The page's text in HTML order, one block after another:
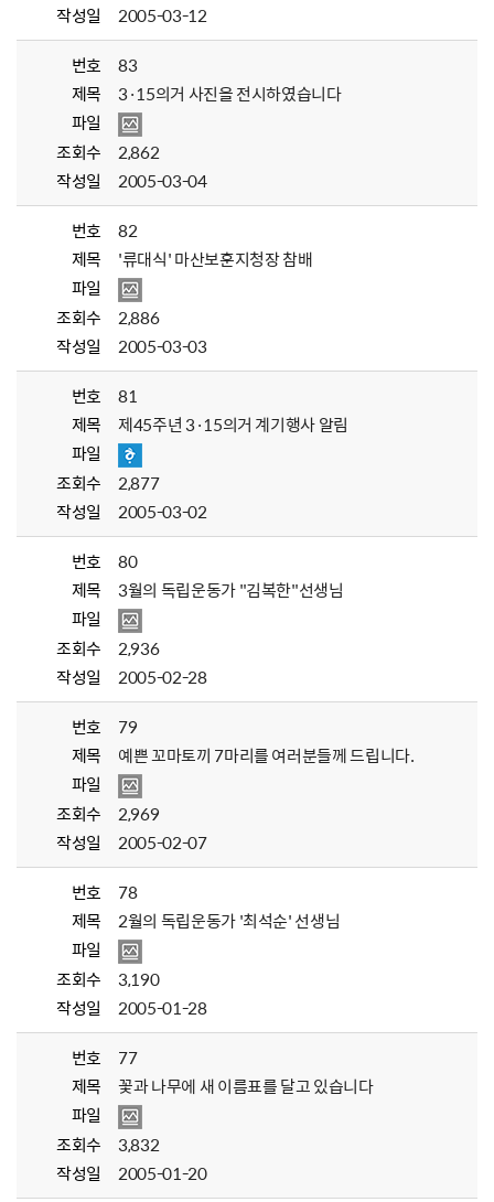
작성일
2005-03-12
번호
83
제목
3·15의거 사진을 전시하였습니다
파일
조회수
2,862
작성일
2005-03-04
번호
82
제목
'류대식' 마산보훈지청장 참배
파일
조회수
2,886
작성일
2005-03-03
번호
81
제목
제45주년 3·15의거 계기행사 알림
파일
조회수
2,877
작성일
2005-03-02
번호
80
제목
3월의 독립운동가 "김복한"선생님
파일
조회수
2,936
작성일
2005-02-28
번호
79
제목
예쁜 꼬마토끼 7마리를 여러분들께 드립니다.
파일
조회수
2,969
작성일
2005-02-07
번호
78
제목
2월의 독립운동가 '최석순' 선생님
파일
조회수
3,190
작성일
2005-01-28
번호
77
제목
꽃과 나무에 새 이름표를 달고 있습니다
파일
조회수
3,832
작성일
2005-01-20